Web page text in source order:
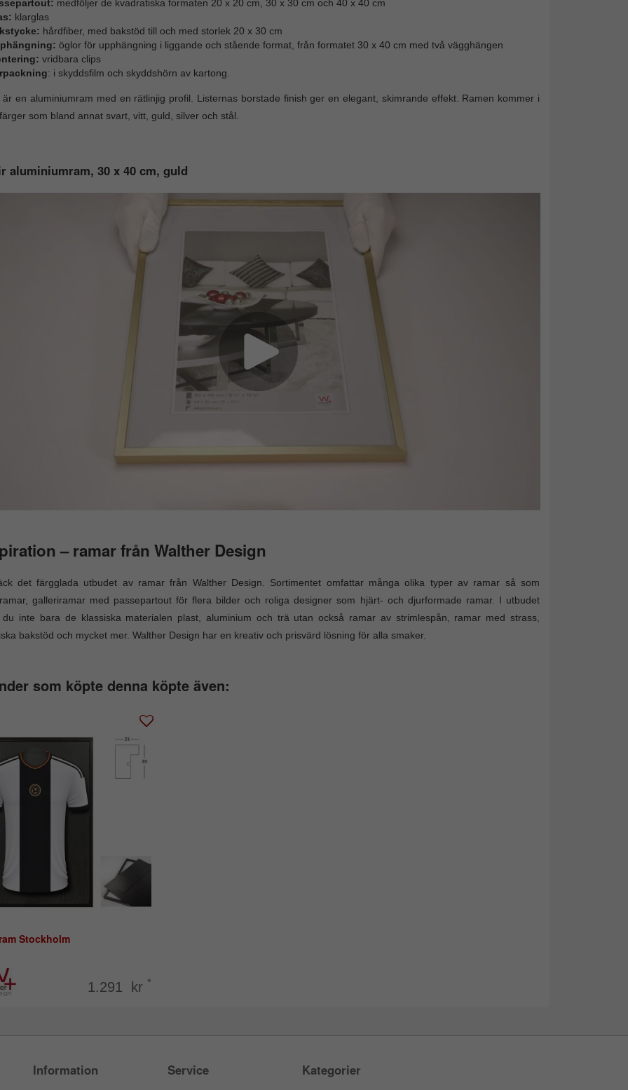
medföljer de kvadratiska formaten 20 x 20 cm, 30 x 30 cm och 40 x 40 cm
klarglas
hårdfiber, med bakstöd till och med storlek 20 x 30 cm
öglor för upphängning i liggande och stående format, från formatet 30 x 40 cm med två vägghängen
vridbara clips
: i skyddsfilm och skyddshörn av kartong.
är en aluminiumram med en rätlinjig profil. Listernas borstade finish ger en elegant, skimrande effekt. Ramen kommer i
som bland annat svart, vitt, guld, silver och stål.
aluminiumram, 30 x 40 cm, guld
– ramar från Walther Design
det färgglada utbudet av ramar från Walther Design. Sortimentet omfattar många olika typer av ramar så som
galleriramar med passepartout för flera bilder och roliga designer som hjärt- och djurformade ramar. I utbudet
du inte bara de klassiska materialen plast, aluminium och trä utan också ramar av strimlespån, ramar med strass,
bakstöd och mycket mer. Walther Design har en kreativ och prisvärd lösning för alla smaker.
som köpte denna köpte även:
Stockholm
1.291 kr *
Information Service Kategorier